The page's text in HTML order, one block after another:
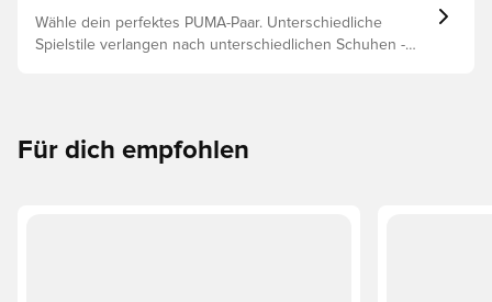
verschiedenen Untergründe sind.
Wähle dein perfektes PUMA-Paar. Unterschiedliche
Spielstile verlangen nach unterschiedlichen Schuhen -
Für dich empfohlen